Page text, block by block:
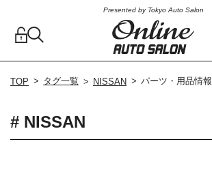
Presented by Tokyo Auto Salon
TOP タグ一覧 NISSAN パーツ・用品情報
# NISSAN